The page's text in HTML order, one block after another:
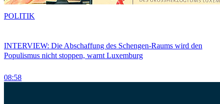
INTERVIEW: Die Abschaffung des Schengen-Raums wird den
Populismus nicht stoppen, warnt Luxemburg
08:58
POLITIK